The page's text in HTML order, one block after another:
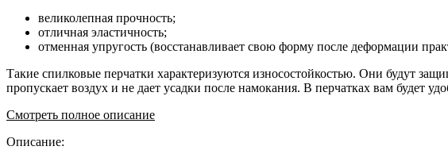
великолепная прочность;
отличная эластичность;
отменная упругость (восстанавливает свою форму после деформации
Такие спилковые перчатки характеризуются износостойкостью. Они будут
пропускает воздух и не дает усадки после намокания. В перчатках вам будет
Смотреть полное описание
Описание: